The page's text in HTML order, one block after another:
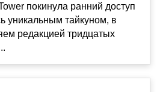
покинула ранний доступ
уникальным тайкуном, в
редакцией тридцатых